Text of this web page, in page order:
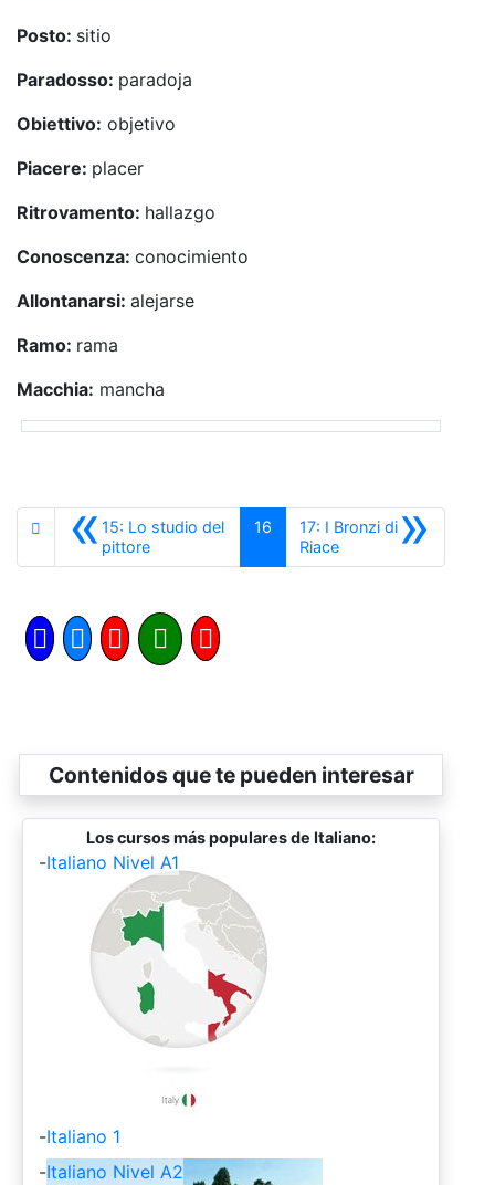
Posto: sitio
Paradosso: paradoja
Obiettivo: objetivo
Piacere: placer
Ritrovamento: hallazgo
Conoscenza: conocimiento
Allontanarsi: alejarse
Ramo: rama
Macchia: mancha
«15: Lo studio del
pittoreAnterior
16 »
17: I Bronzi di
RiaceSiguiente
Contenidos que te pueden interesar
Los cursos más populares de Italiano:
-Italiano Nivel A1
-Italiano 1
-Italiano Nivel A2